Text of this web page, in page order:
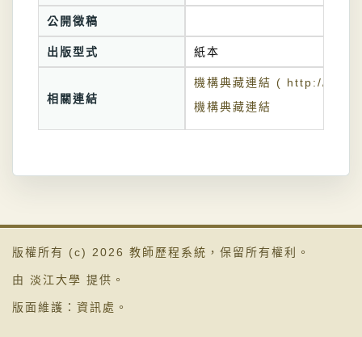
公開徵稿
出版型式 紙本
相關連結
機構典藏連結 ( http://
機構典藏連結
版權所有 (c) 2026 教師歷程系統 ，保留所有權利。
由 淡江大學 提供。
版面維護： 資訊處 。